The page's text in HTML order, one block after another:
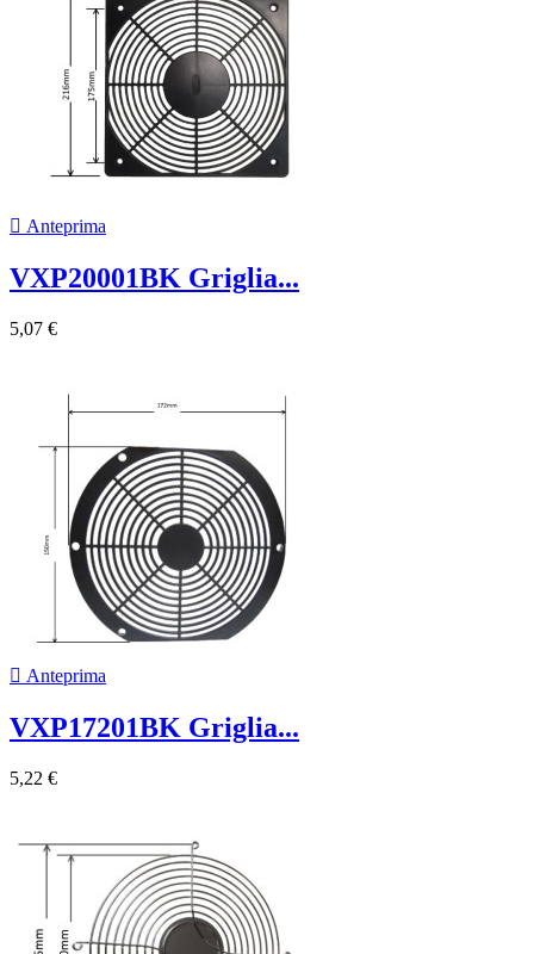
 Anteprima
VXP20001BK Griglia...
5,07 €
 Anteprima
VXP17201BK Griglia...
5,22 €